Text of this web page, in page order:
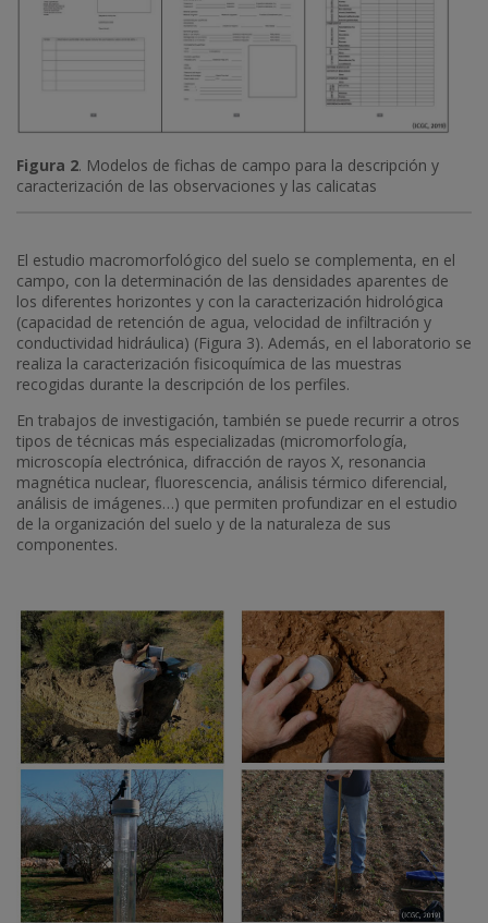
Figura 2. Modelos de fichas de campo para la descripción y
caracterización de las observaciones y las calicatas
El estudio macromorfológico del suelo se complementa, en el
campo, con la determinación de las densidades aparentes de
los diferentes horizontes y con la caracterización hidrológica
(capacidad de retención de agua, velocidad de infiltración y
conductividad hidráulica) (Figura 3). Además, en el laboratorio se
realiza la caracterización fisicoquímica de las muestras
recogidas durante la descripción de los perfiles.
En trabajos de investigación, también se puede recurrir a otros
tipos de técnicas más especializadas (micromorfología,
microscopía electrónica, difracción de rayos X, resonancia
magnética nuclear, fluorescencia, análisis térmico diferencial,
análisis de imágenes…) que permiten profundizar en el estudio
de la organización del suelo y de la naturaleza de sus
componentes.